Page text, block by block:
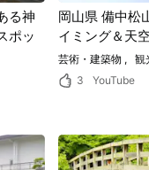
る神
ポッ
岡山県 備中松
イミング＆天
芸術・建築物 観
3
YouTube